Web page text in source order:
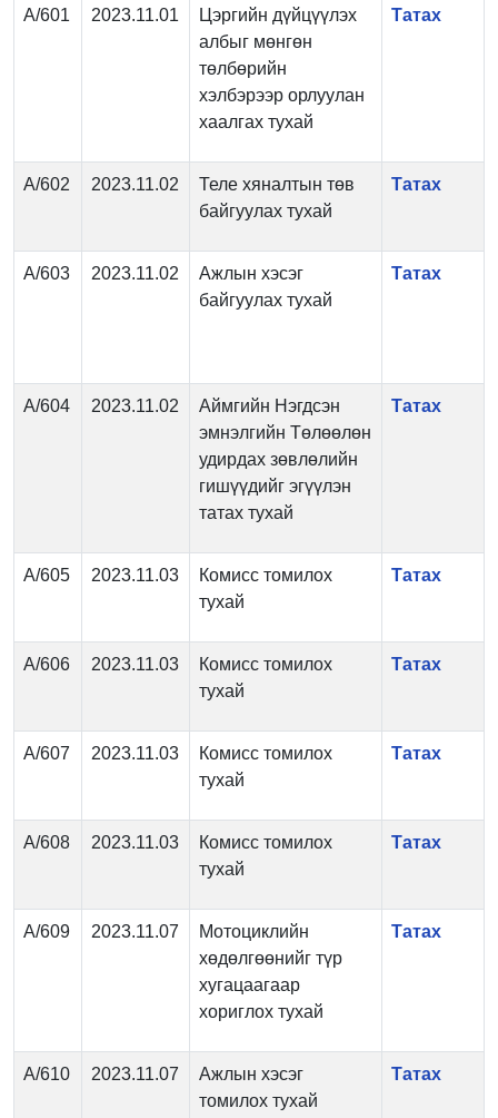
А/601 2023.11.01
Цэргийн дүйцүүлэх
албыг мөнгөн
төлбөрийн
хэлбэрээр орлуулан
хаалгах тухай
Татах
А/602 2023.11.02
Теле хяналтын төв
байгуулах тухай
Татах
А/603 2023.11.02
Ажлын хэсэг
байгуулах тухай
Татах
А/604 2023.11.02
Аймгийн Нэгдсэн
эмнэлгийн Төлөөлөн
удирдах зөвлөлийн
гишүүдийг эгүүлэн
татах тухай
Татах
А/605 2023.11.03
Комисс томилох
тухай
Татах
А/606 2023.11.03
Комисс томилох
тухай
Татах
А/607 2023.11.03
Комисс томилох
тухай
Татах
А/608 2023.11.03
Комисс томилох
тухай
Татах
А/609 2023.11.07
Мотоциклийн
хөдөлгөөнийг түр
хугацаагаар
хориглох тухай
Татах
А/610 2023.11.07
Ажлын хэсэг
томилох тухай
Татах